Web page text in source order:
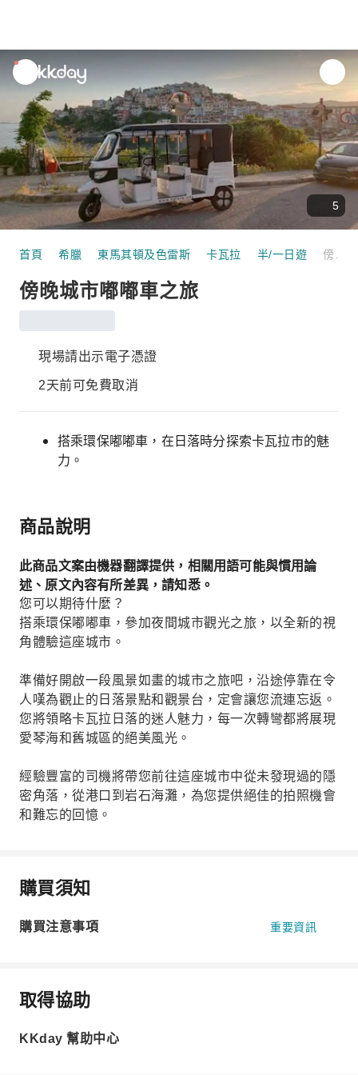
unread
notifications
5
首頁 希臘 東馬其頓及色雷斯 卡瓦拉 半/一日遊
傍晚城市嘟嘟車之旅
現場請出示電子憑證
2天前可免費取消
搭乘環保嘟嘟車，在日落時分探索卡瓦拉市的魅
力。
商品說明
此商品文案由機器翻譯提供，相關用語可能與慣用論
述、原文內容有所差異，請知悉。
您可以期待什麼？
搭乘環保嘟嘟車，參加夜間城市觀光之旅，以全新的視
角體驗這座城市。
準備好開啟一段風景如畫的城市之旅吧，沿途停靠在令
人嘆為觀止的日落景點和觀景台，定會讓您流連忘返。
您將領略卡瓦拉日落的迷人魅力，每一次轉彎都將展現
愛琴海和舊城區的絕美風光。
經驗豐富的司機將帶您前往這座城市中從未發現過的隱
密角落，從港口到岩石海灘，為您提供絕佳的拍照機會
和難忘的回憶。
購買須知
購買注意事項 重要資訊
取得協助
KKday 幫助中心